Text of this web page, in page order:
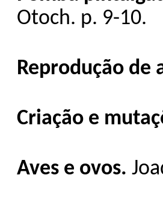
Otoch. p. 9-10.
Reprodução de
Criação e
Aves e ovos.